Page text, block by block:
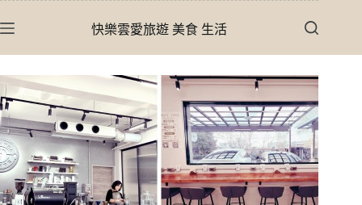
至
內
容
快樂雲愛旅遊 美食 生活